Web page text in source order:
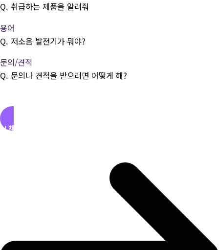
Q. 취급하는 제품을 알려줘
용어
Q. 저소음 발전기가 뭐야?
문의/견적
Q. 문의나 견적을 받으려면 어떻게 해?
AI 채팅 바로가기